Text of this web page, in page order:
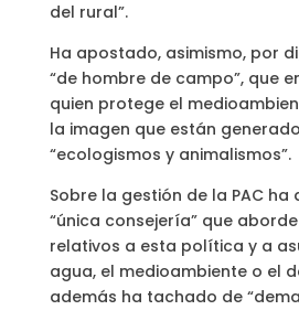
del rural”.
Ha apostado, asimismo, por
“de hombre de campo”, que
quien protege el
la imagen que están
“ecologismos y animalismos”.
Sobre la gestión de la PAC
“única consejería” que
relativos a esta política y a
agua, el medioambiente o el
además ha tachado de